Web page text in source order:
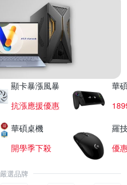
顯卡暴漲風暴
抗漲應援優惠
華
華碩桌機
開學季下殺
羅
優
嚴選品牌